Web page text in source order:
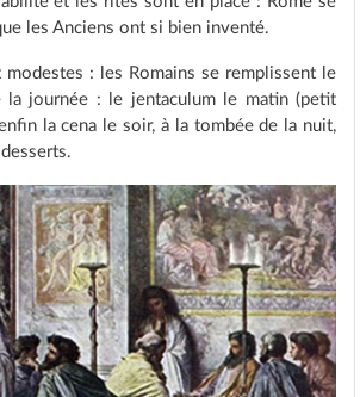
les Anciens ont si bien inventé.
: les Romains se remplissent le
journée : le jentaculum le matin (petit
la cena le soir, à la tombée de la nuit,